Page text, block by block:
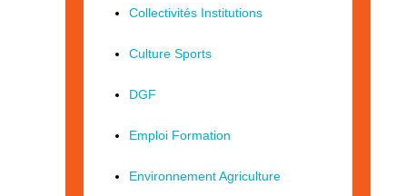
Collectivités Institutions
Culture Sports
DGF
Emploi Formation
Environnement Agriculture